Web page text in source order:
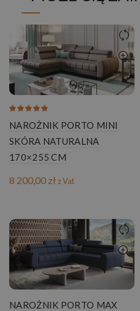
NAROŻNIK PORTO MINI
SKÓRA NATURALNA
170×255 CM
8 200,00 złz Vat
NAROŻNIK PORTO MAX